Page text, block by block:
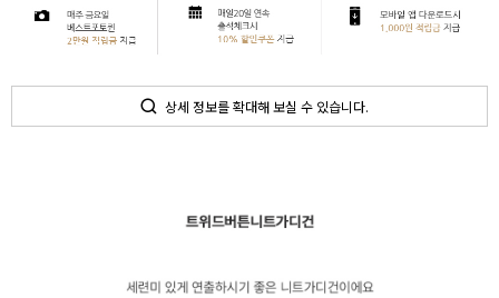
상세 정보를 확대해 보실 수 있습니다.